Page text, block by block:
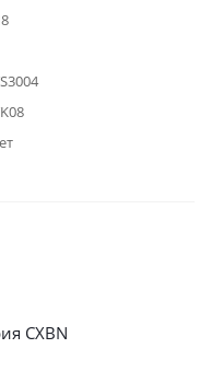
CXBN